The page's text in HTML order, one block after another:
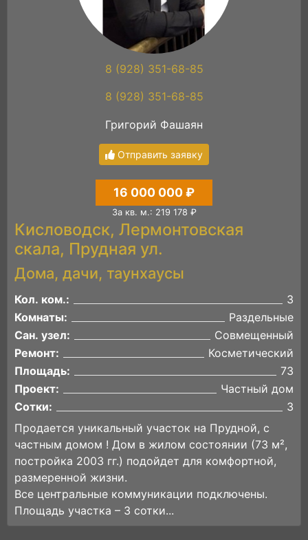
8 (928) 351-68-85
8 (928) 351-68-85
Григорий Фашаян
Отправить заявку
16 000 000 ₽
За кв. м.: 219 178 ₽
Кисловодск, Лермонтовская
скала, Прудная ул.
Дома, дачи, таунхаусы
Кол. ком.:
3
Комнаты:
Раздельные
Сан. узел:
Совмещенный
Ремонт:
Косметический
Площадь:
73
Проект:
Частный дом
Сотки:
3
Продается уникальный участок на Прудной, с
частным домом ! Дом в жилом состоянии (73 м²,
постройка 2003 гг.) подойдет для комфортной,
размеренной жизни.
Все центральные коммуникации подключены.
Площадь участка – 3 сотки...